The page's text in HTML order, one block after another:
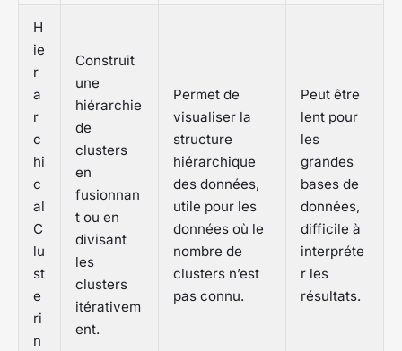
H
ie
r
a
r
c
hi
c
al
C
lu
st
e
ri
n
Construit
une
hiérarchie
de
clusters
en
fusionnan
t ou en
divisant
les
clusters
itérativem
ent.
Permet de
visualiser la
structure
hiérarchique
des données,
utile pour les
données où le
nombre de
clusters n’est
pas connu.
Peut être
lent pour
les
grandes
bases de
données,
difficile à
interpréte
r les
résultats.